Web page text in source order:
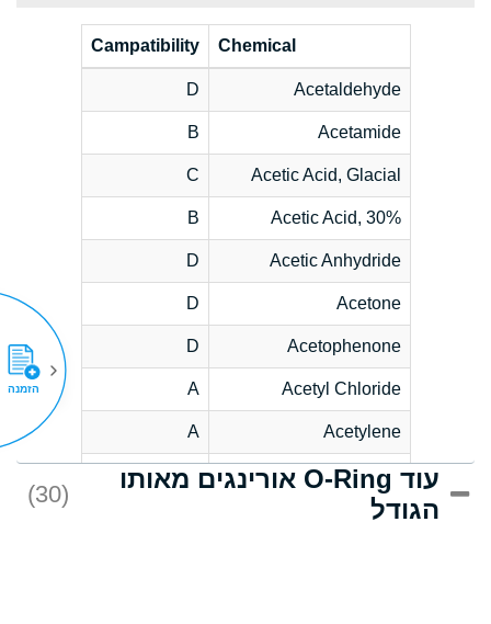
Chemical
Campatibility
Acetaldehyde
D
Acetamide
B
Acetic Acid, Glacial
C
Acetic Acid, 30%
B
Acetic Anhydride
D
Acetone
D
Acetophenone
D
Acetyl Chloride
A
Acetylene
A
Acrlylonitrile
C
Adipic Acid
עוד O-Ring אורינגים מאותו
הגודל
(30)
הזמנה